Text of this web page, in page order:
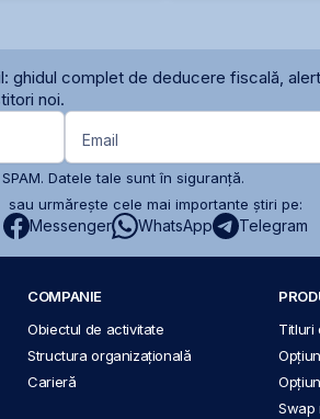
ghidul complet de deducere fiscală,
noi.
Email
Datele tale sunt în siguranță.
sau urmărește cele mai importante știri pe:
Messenger WhatsApp Telegram
COMPANIE
Obiectul de activitate
Structura organizațională
Carieră
Titluri
Swap